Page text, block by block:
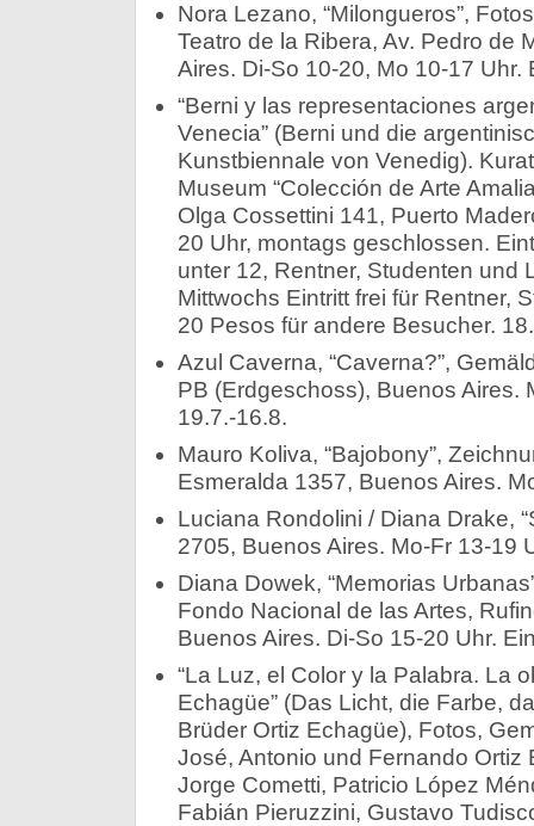
Nora Lezano, “Milongueros”,
Teatro de la Ribera, Av. Pedro de
Aires. Di-So 10-20, Mo 10-17 Uhr.
“Berni y las representaciones
Venecia” (Berni und die
Kunstbiennale von Venedig).
Museum “Colección de Arte
Olga Cossettini 141, Puerto
20 Uhr, montags geschlossen.
unter 12, Rentner, Studenten und
Mittwochs Eintritt frei für Rentner,
20 Pesos für andere Besucher.
Azul Caverna, “Caverna?”,
PB (Erdgeschoss), Buenos Aires.
19.7.-16.8.
Mauro Koliva, “Bajobony”,
Esmeralda 1357, Buenos Aires.
Luciana Rondolini / Diana Drake,
2705, Buenos Aires. Mo-Fr 13-19
Diana Dowek, “Memorias
Fondo Nacional de las Artes,
Buenos Aires. Di-So 15-20 Uhr.
“La Luz, el Color y la Palabra. La
Echagüe” (Das Licht, die Farbe,
Brüder Ortiz Echagüe), Fotos,
José, Antonio und Fernando Ortiz
Jorge Cometti, Patricio López
Fabián Pieruzzini, Gustavo